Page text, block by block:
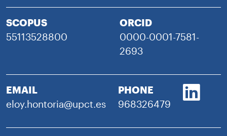
SCOPUS
55113528800
ORCID
0000-0001-7581-
2693
EMAIL
eloy.hontoria@upct.es
PHONE
968326479